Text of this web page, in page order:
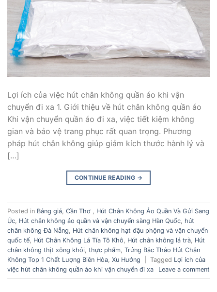
Lợi ích của việc hút chân không quần áo khi vận
chuyển đi xa 1. Giới thiệu về hút chân không quần áo
Khi vận chuyển quần áo đi xa, việc tiết kiệm không
gian và bảo vệ trang phục rất quan trọng. Phương
pháp hút chân không giúp giảm kích thước hành lý và
[…]
CONTINUE READING →
Posted in Bảng giá Cần Thơ
Hút Chân Không Áo Quần Và Gửi Sang
Úc Hút chân không áo quần và vận chuyển sàng Hàn Quốc hút
chân không Đà Nẵng
Hút chân không hạt đậu phộng và vận chuyển
quốc tế, Hút Chân Không Lá Tía Tô Khô Hút chân không lá trà Hút
chân không thịt xông khói thực phẩm Trứng Bắc Thảo Hút Chân
Không Top 1 Chất Lượng Biên Hòa Xu Hướng Tagged Lợi ích của
việc hút chân không quần áo khi vận chuyển đi xa
Leave a comment